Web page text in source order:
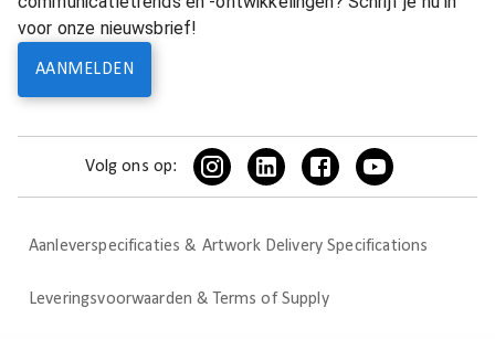
voor onze nieuwsbrief!
AANMELDEN
Volg ons op:
Aanleverspecificaties & Artwork Delivery Specifications
Leveringsvoorwaarden & Terms of Supply